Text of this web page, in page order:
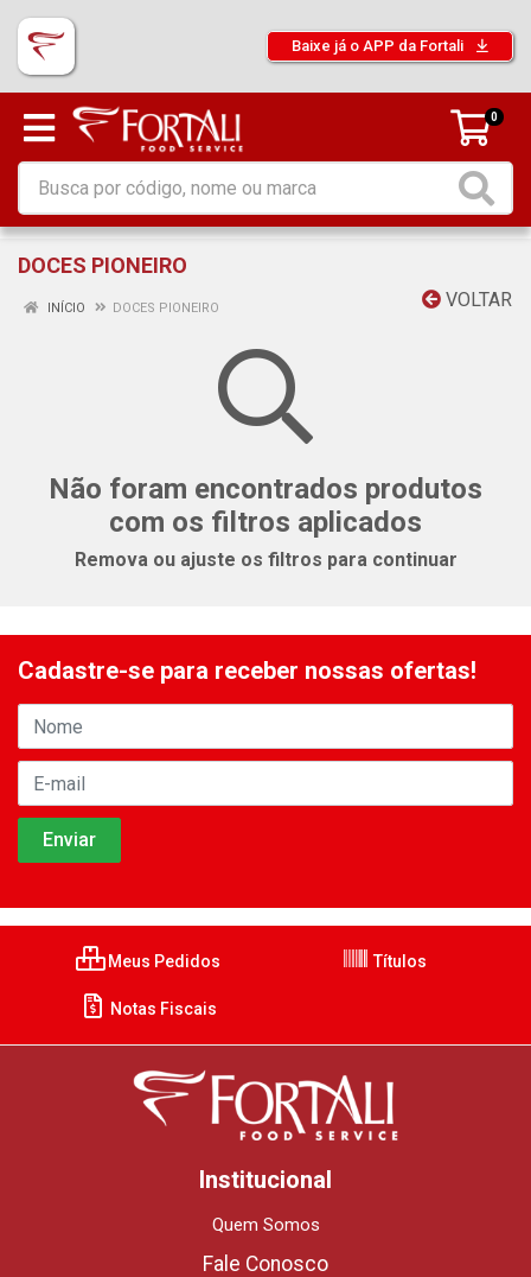
Baixe já o APP da Fortali
0
DOCES PIONEIRO
VOLTAR
INÍCIO DOCES PIONEIRO
Não foram encontrados produtos
com os filtros aplicados
Remova ou ajuste os filtros para continuar
Cadastre-se para receber nossas ofertas!
Meus Pedidos Títulos
Notas Fiscais
Institucional
Quem Somos
Fale Conosco